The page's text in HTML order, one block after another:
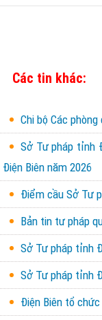
Các tin khác:
Chi bộ Các
Sở Tư pháp tỉnh
Điện Biên năm 2026
Điểm cầu Sở Tư
Bản tin tư pháp
Sở Tư pháp tỉnh
Sở Tư pháp tỉnh
Điện Biên tổ